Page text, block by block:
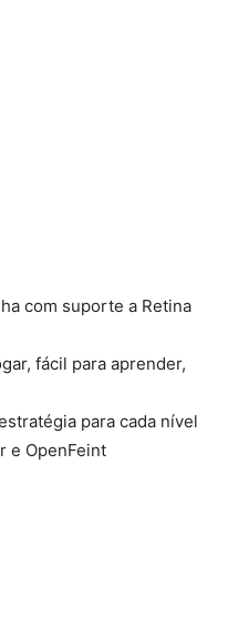
com suporte a Retina
fácil para aprender,
para cada nível
e OpenFeint